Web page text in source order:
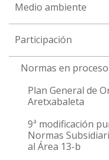
Medio ambiente
Participación
Normas en
Plan General de
Aretxabaleta
9ª modificación
Normas
al Área 13-b